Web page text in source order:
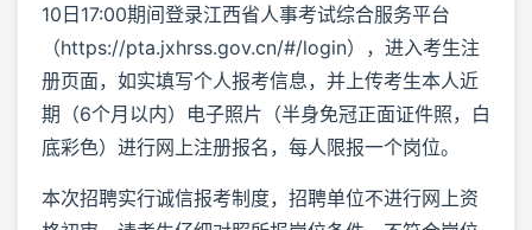
10日17:00期间登录江西省人事考试综合服务平台
（https://pta.jxhrss.gov.cn/#/login），进入考生注
册页面，如实填写个人报考信息，并上传考生本人近
期（6个月以内）电子照片（半身免冠正面证件照，白
底彩色）进行网上注册报名，每人限报一个岗位。
本次招聘实行诚信报考制度，招聘单位不进行网上资